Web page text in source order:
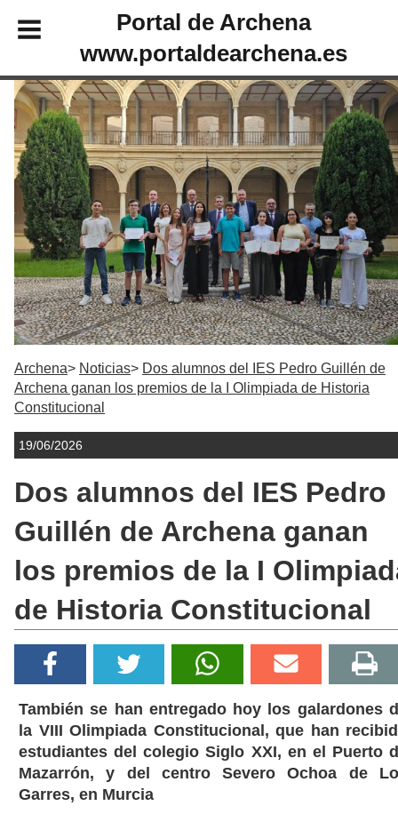
Portal de Archena
www.portaldearchena.es
Archena Noticias
Dos alumnos del IES Pedro Guillén de
Archena ganan los premios de la I Olimpiada de Historia
Constitucional
19/06/2026
Dos alumnos del IES Pedro
Guillén de Archena ganan
los premios de la I
de Historia Constitucional
También se han entregado hoy los galardones
la VIII Olimpiada Constitucional, que han
estudiantes del colegio Siglo XXI, en el Puerto
Mazarrón, y del centro Severo Ochoa de
Garres, en Murcia